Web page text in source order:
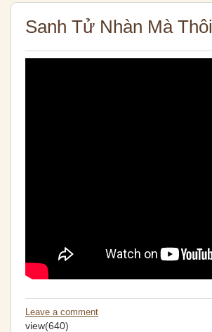
Sanh Tử Nhàn Mà Thôi
Leave a comment
view(640)